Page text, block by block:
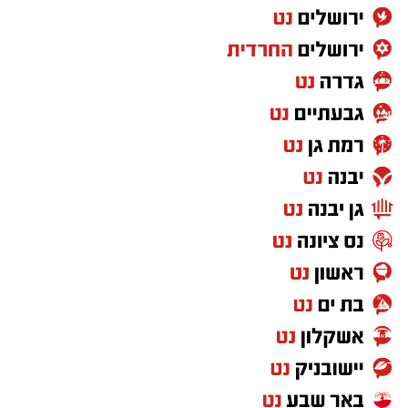
בנוסף, נמצא כי המוצר
HAIR STRAIGHTENING GEL
במאגרי משרד הבריאות, מסומן כמכיל
גליאוקסילית – רכיב האסור לשימוש בתכשירים
להחלקת שיער בישראל.
במשרד הבריאות מסבירים כי קיים קשר סיבתי בין
שימוש במוצרי החלקת שיער המכילים חומצה
גליאוקסילית לבין תופעות לוואי חמורות, ובהן
מקרים שלכשל כלייתי
עוד נמסר כי בבדיקה שערכה המחלקה לתמרוקים
מול היצרן הרשום במאגר, חברת "תלתל", התברר
כי נמצאו בביקורת מוצרים הנושאים את השמות
Revival Riginol PRO
לדבריה לא יוצרו על ידה. בעקבות זאת קיים חשש